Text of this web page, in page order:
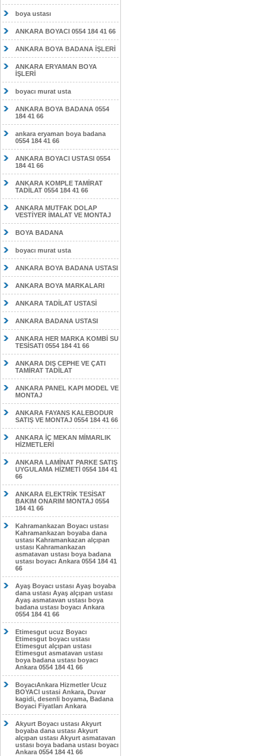
boya ustası
ANKARA BOYACI 0554 184 41 66
ANKARA BOYA BADANA İŞLERİ
ANKARA ERYAMAN BOYA
İŞLERİ
boyacı murat usta
ANKARA BOYA BADANA 0554
184 41 66
ankara eryaman boya badana
0554 184 41 66
ANKARA BOYACI USTASI 0554
184 41 66
ANKARA KOMPLE TAMİRAT
TADİLAT 0554 184 41 66
ANKARA MUTFAK DOLAP
VESTİYER İMALAT VE MONTAJ
BOYA BADANA
boyacı murat usta
ANKARA BOYA BADANA USTASI
ANKARA BOYA MARKALARI
ANKARA TADİLAT USTASİ
ANKARA BADANA USTASI
ANKARA HER MARKA KOMBİ SU
TESİSATI 0554 184 41 66
ANKARA DIŞ CEPHE VE ÇATI
TAMİRAT TADİLAT
ANKARA PANEL KAPI MODEL VE
MONTAJ
ANKARA FAYANS KALEBODUR
SATIŞ VE MONTAJ 0554 184 41 66
ANKARA İÇ MEKAN MİMARLIK
HİZMETLERİ
ANKARA LAMİNAT PARKE SATIŞ
UYGULAMA HİZMETİ 0554 184 41
66
ANKARA ELEKTRİK TESİSAT
BAKIM ONARIM MONTAJ 0554
184 41 66
Kahramankazan Boyacı ustası
Kahramankazan boyaba dana
ustası Kahramankazan alçıpan
ustası Kahramankazan
asmatavan ustası boya badana
ustası boyacı Ankara 0554 184 41
66
Ayaş Boyacı ustası Ayaş boyaba
dana ustası Ayaş alçıpan ustası
Ayaş asmatavan ustası boya
badana ustası boyacı Ankara
0554 184 41 66
Etimesgut ucuz Boyacı
Etimesgut boyacı ustası
Etimesgut alçıpan ustası
Etimesgut asmatavan ustası
boya badana ustası boyacı
Ankara 0554 184 41 66
BoyacıAnkara Hizmetler Ucuz
BOYACI ustasi Ankara, Duvar
kagidi, desenli boyama, Badana
Boyaci Fiyatları Ankara
Akyurt Boyacı ustası Akyurt
boyaba dana ustası Akyurt
alçıpan ustası Akyurt asmatavan
ustası boya badana ustası boyacı
Ankara 0554 184 41 66